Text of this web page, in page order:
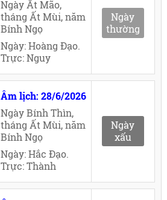
Ngày Ất Mão,
tháng Ất Mùi, năm
Bính Ngọ
Ngày: Hoàng Đạo.
Trực: Nguy
Ngày
thường
Âm lịch: 28/6/2026
Ngày Bính Thìn,
tháng Ất Mùi, năm
Bính Ngọ
Ngày: Hắc Đạo.
Trực: Thành
Ngày
xấu